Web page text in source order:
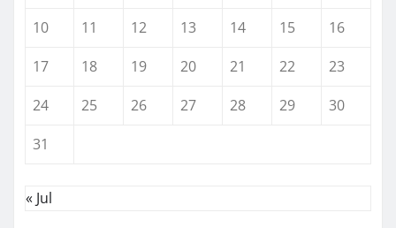
10
11 12 13 14 15
16
17
18 19 20 21 22
23
24
25 26 27 28 29
30
31
« Jul